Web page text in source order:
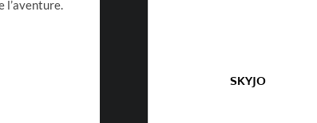
l’aventure.
SKYJO